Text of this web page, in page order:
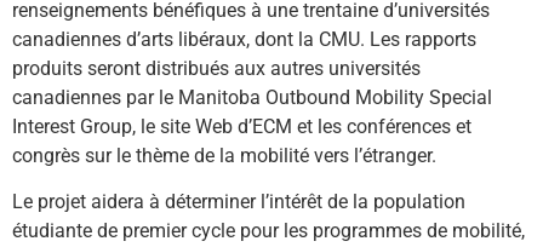
renseignements bénéfiques à une trentaine d’universités
canadiennes d’arts libéraux, dont la CMU. Les rapports
produits seront distribués aux autres universités
canadiennes par le Manitoba Outbound Mobility Special
Interest Group, le site Web d’ECM et les conférences et
congrès sur le thème de la mobilité vers l’étranger.
Le projet aidera à déterminer l’intérêt de la population
étudiante de premier cycle pour les programmes de mobilité,